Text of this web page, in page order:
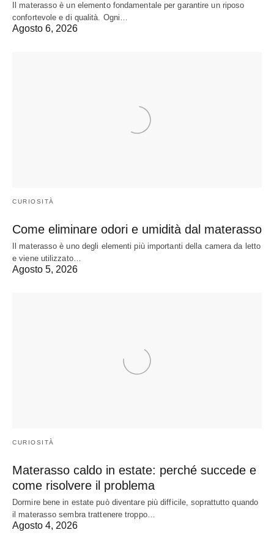
Il materasso è un elemento fondamentale per garantire un riposo
confortevole e di qualità. Ogni…
Agosto 6, 2026
CURIOSITÀ
Come eliminare odori e umidità dal materasso
Il materasso è uno degli elementi più importanti della camera da letto
e viene utilizzato…
Agosto 5, 2026
CURIOSITÀ
Materasso caldo in estate: perché succede e
come risolvere il problema
Dormire bene in estate può diventare più difficile, soprattutto quando
il materasso sembra trattenere troppo…
Agosto 4, 2026